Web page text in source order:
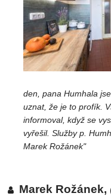
den, pana Humhala
uznat, že je to profík.
informoval, když se
vyřešil. Služby p.
Marek Rožánek"
Marek Rožánek,